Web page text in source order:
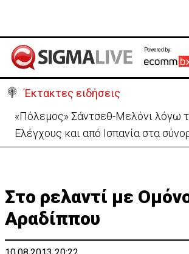
Powered by:
Έκτακτες ειδήσεις
Απόπειρα φόνου σε μοναστήρι:
στον μοναχό – Τι προηγήθηκε
Στο ρελαντί με
Αραδίππου